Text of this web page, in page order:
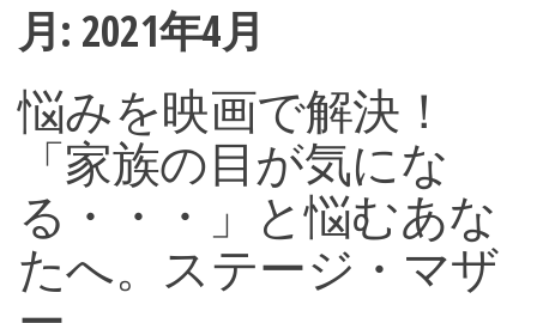
月: 2021年4月
悩みを映画で解決！
「家族の目が気にな
る・・・」と悩むあな
たへ。ステージ・マザ